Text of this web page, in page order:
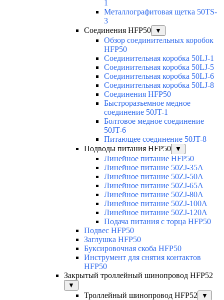
1
Металлографитовая щетка 50TS-
3
Соединения HFP50
▼
Обзор соединительных коробок
HFP50
Соединительная коробка 50LJ-1
Соединительная коробка 50LJ-5
Соединительная коробка 50LJ-6
Соединительная коробка 50LJ-8
Соединения HFP50
Быстроразъемное медное
соединение 50JT-1
Болтовое медное соединение
50JT-6
Питающее соединение 50JT-8
Подводы питания HFP50
▼
Линейное питание HFP50
Линейное питание 50ZJ-35A
Линейное питание 50ZJ-50A
Линейное питание 50ZJ-65A
Линейное питание 50ZJ-80A
Линейное питание 50ZJ-100A
Линейное питание 50ZJ-120A
Подача питания с торца HFP50
Подвес HFP50
Заглушка HFP50
Буксировочная скоба HFP50
Инструмент для снятия контактов
HFP50
Закрытый троллейный шинопровод HFP52
▼
Троллейный шинопровод HFP52 ▼